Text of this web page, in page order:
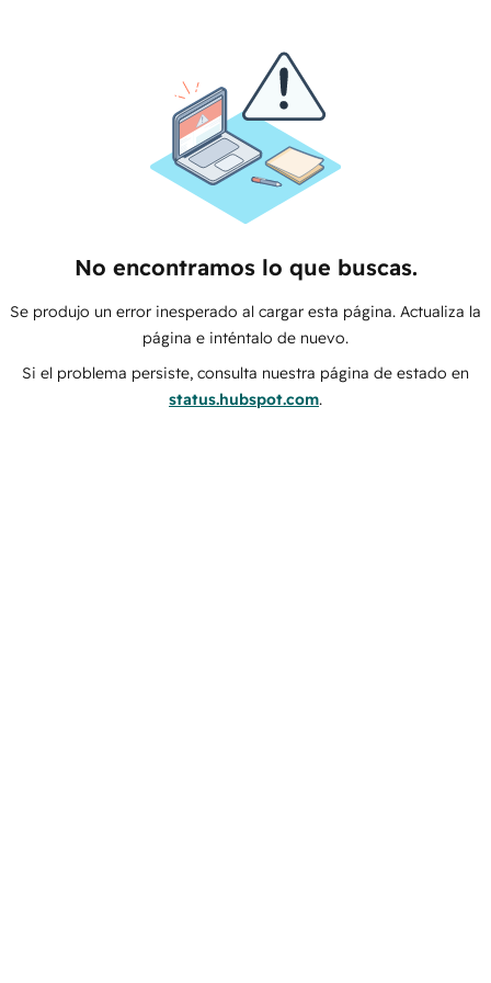
No encontramos lo que buscas.
Se produjo un error inesperado al cargar esta página. Actualiza la
página e inténtalo de nuevo.
Si el problema persiste, consulta nuestra página de estado en
status.hubspot.com.